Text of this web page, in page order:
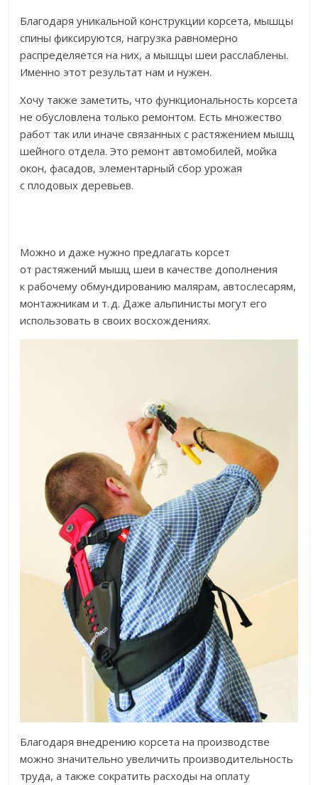
Благодаря уникальной конструкции корсета, мышцы
спины фиксируются, нагрузка равномерно
распределяется на них, а мышцы шеи расслаблены.
Именно этот результат нам и нужен.
Хочу также заметить, что функциональность корсета
не обусловлена только ремонтом. Есть множество
работ так или иначе связанных с растяжением мышц
шейного отдела. Это ремонт автомобилей, мойка
окон, фасадов, элементарный сбор урожая
с плодовых деревьев.
Можно и даже нужно предлагать корсет
от растяжений мышц шеи в качестве дополнения
к рабочему обмундированию малярам, автослесарям,
монтажникам и т. д. Даже альпинисты могут его
использовать в своих восхождениях.
Благодаря внедрению корсета на производстве
можно значительно увеличить производительность
труда, а также сократить расходы на оплату